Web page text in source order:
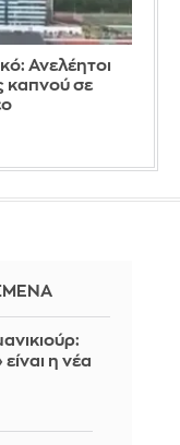
Ανελέητοι
καπνού σε
η νέα